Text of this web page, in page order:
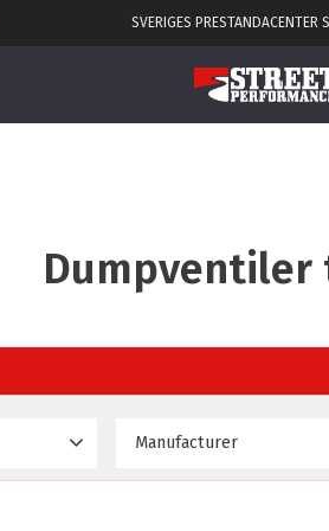
SVERIGES PRESTANDACENTER
Manufacturer